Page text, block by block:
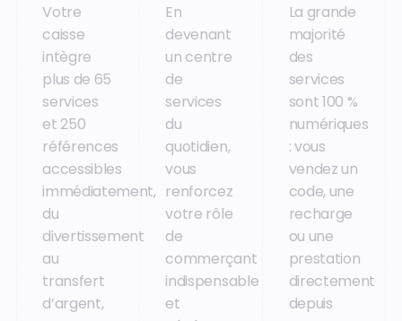
Votre
caisse
intègre
plus de 65
services
et 250
références
accessibles
immédiatement,
du
divertissement
au
transfert
d’argent,
En
devenant
un centre
de
services
du
quotidien,
vous
renforcez
votre rôle
de
commerçant
indispensable
et
La grande
majorité
des
services
sont 100 %
numériques
: vous
vendez un
code, une
recharge
ou une
prestation
directement
depuis